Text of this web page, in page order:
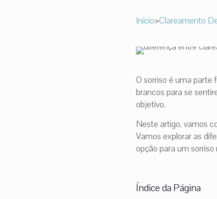
Início>Clareamento
O sorriso é uma
brancos para se
objetivo.
Neste artigo, vamos
Vamos explorar as
opção para um
Índice da Página